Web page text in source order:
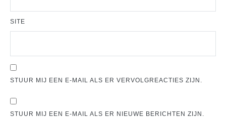
SITE
STUUR MIJ EEN E-MAIL ALS ER VERVOLGREACTIES ZIJN.
STUUR MIJ EEN E-MAIL ALS ER NIEUWE BERICHTEN ZIJN.